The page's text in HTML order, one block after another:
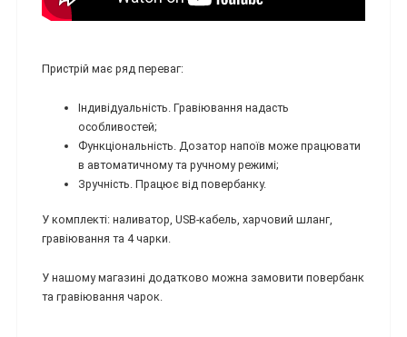
Пристрій має ряд переваг:
Індивідуальність. Гравіювання надасть
особливостей;
Функціональність. Дозатор напоїв може працювати
в автоматичному та ручному режимі;
Зручність. Працює від повербанку.
У комплекті: наливатор, USB-кабель, харчовий шланг,
гравіювання та 4 чарки.
У нашому магазині додатково можна замовити повербанк
та гравіювання чарок.